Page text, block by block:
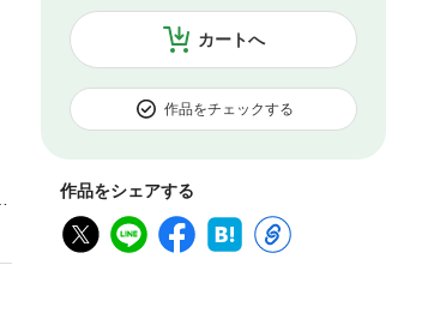
カートへ
作品をチェックする
作品をシェアする